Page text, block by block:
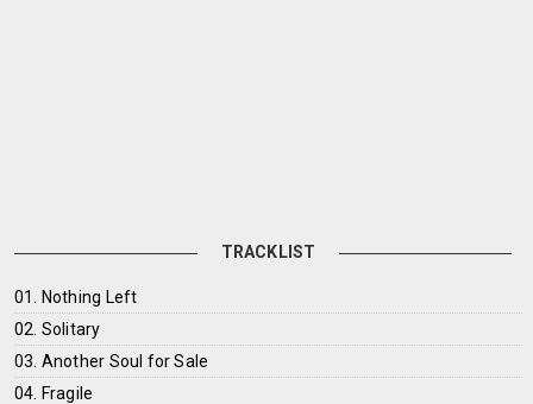
TRACKLIST
01. Nothing Left
02. Solitary
03. Another Soul for Sale
04. Fragile